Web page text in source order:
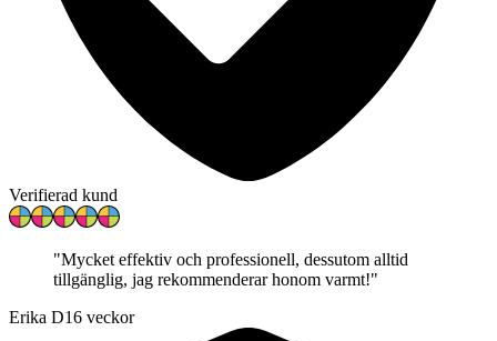
Verifierad kund
"Mycket effektiv och professionell, dessutom alltid
tillgänglig, jag rekommenderar honom varmt!"
Erika D16 veckor